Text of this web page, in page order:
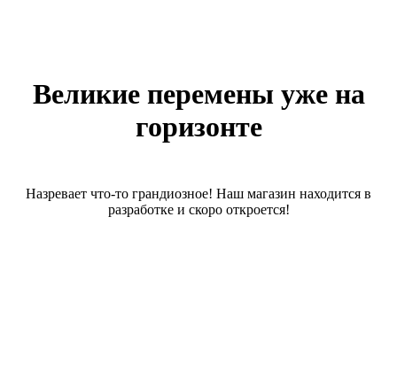
Великие перемены уже на
горизонте
Назревает что-то грандиозное! Наш магазин находится в
разработке и скоро откроется!